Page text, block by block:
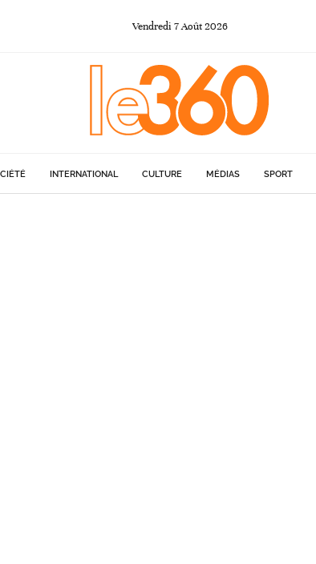
Vendredi 7Août 2026
INTERNATIONAL CULTURE MÉDIAS SPORT